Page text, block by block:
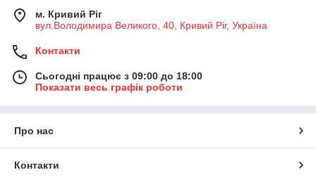
м. Кривий Ріг
вул.Володимира Великого, 40, Кривий Ріг, Україна
Контакти
Сьогодні працює з 09:00 до 18:00
Показати весь графік роботи
Про нас
Контакти